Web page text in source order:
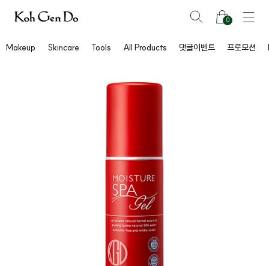
0
Makeup Skincare Tools All Products 댓글이벤트 프로모션